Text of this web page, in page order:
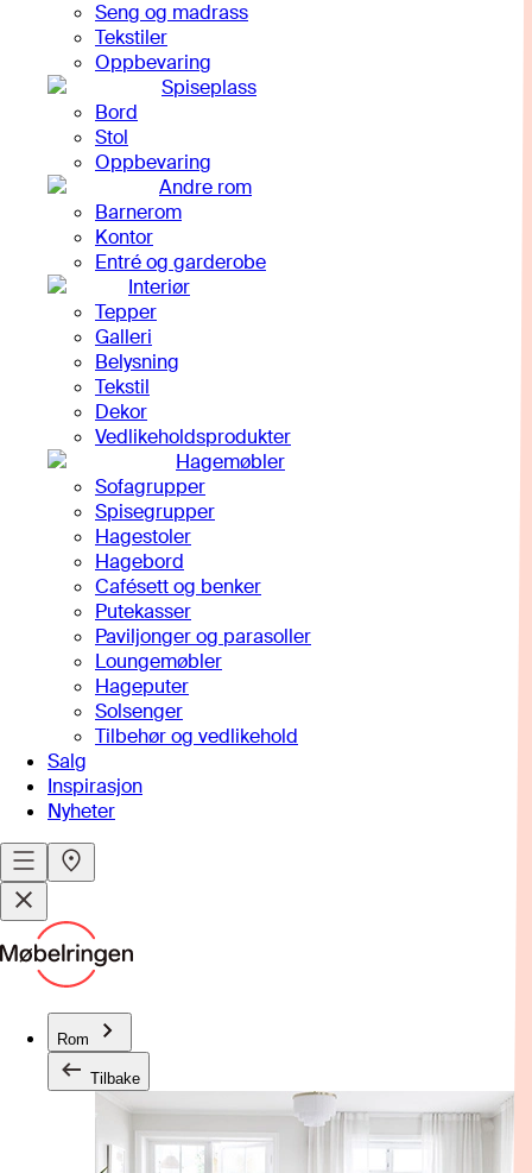
Seng og madrass
Tekstiler
Oppbevaring
Spiseplass
Bord
Stol
Oppbevaring
Andre rom
Barnerom
Kontor
Entré og garderobe
Interiør
Tepper
Galleri
Belysning
Tekstil
Dekor
Vedlikeholdsprodukter
Hagemøbler
Sofagrupper
Spisegrupper
Hagestoler
Hagebord
Cafésett og benker
Putekasser
Paviljonger og parasoller
Loungemøbler
Hageputer
Solsenger
Tilbehør og vedlikehold
Salg
Inspirasjon
Nyheter
Rom
Tilbake